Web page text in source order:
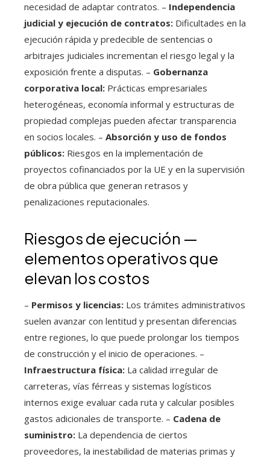
necesidad de adaptar contratos. – Independencia
judicial y ejecución de contratos: Dificultades en la
ejecución rápida y predecible de sentencias o
arbitrajes judiciales incrementan el riesgo legal y la
exposición frente a disputas. – Gobernanza
corporativa local: Prácticas empresariales
heterogéneas, economía informal y estructuras de
propiedad complejas pueden afectar transparencia
en socios locales. – Absorción y uso de fondos
públicos: Riesgos en la implementación de
proyectos cofinanciados por la UE y en la supervisión
de obra pública que generan retrasos y
penalizaciones reputacionales.
Riesgos de ejecución —
elementos operativos que
elevan los costos
– Permisos y licencias: Los trámites administrativos
suelen avanzar con lentitud y presentan diferencias
entre regiones, lo que puede prolongar los tiempos
de construcción y el inicio de operaciones. –
Infraestructura física: La calidad irregular de
carreteras, vías férreas y sistemas logísticos
internos exige evaluar cada ruta y calcular posibles
gastos adicionales de transporte. – Cadena de
suministro: La dependencia de ciertos
proveedores, la inestabilidad de materias primas y